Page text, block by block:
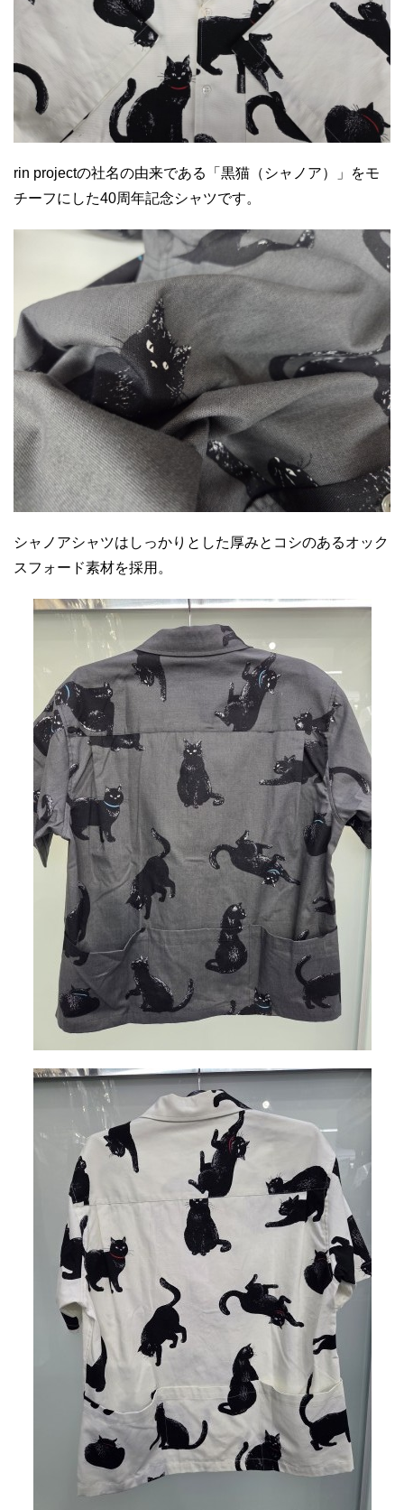
rin projectの社名の由来である「黒猫（シャノア）」をモ
チーフにした40周年記念シャツです。
シャノアシャツはしっかりとした厚みとコシのあるオック
スフォード素材を採用。